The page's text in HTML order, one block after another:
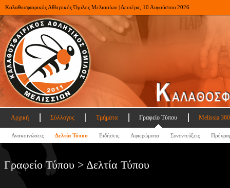
Καλαθοσφαιρικός Αθλητικός Όμιλος Μελισσίων | Δευτέρα, 10 Αυγούστου 2026
Αρχική Σύλλογος Τμήματα Γραφείο Τύπου Melissia
Ανακοινώσεις Δελτία Τύπου Ειδήσεις Αφιερώματα Συνεντεύξεις
Γραφείο Τύπου > Δελτία Τύπου